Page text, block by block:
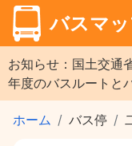
バスマ
お知らせ：国土交通
年度のバスルートと
ホーム バス停